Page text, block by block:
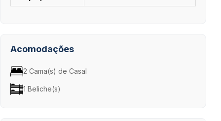
Acomodações
2 Cama(s) de Casal
1 Beliche(s)